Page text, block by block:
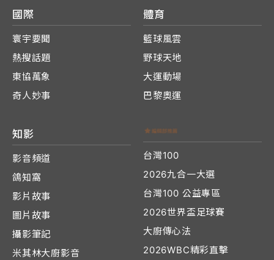
國際
寰宇要聞
熱搜話題
東協萬象
奇人妙事
體育
籃球風雲
野球天地
大運動場
巴黎奧運
知影
影音頻道
鴿知窩
影片故事
圖片故事
攝影筆記
米其林大廚影音
台灣100
2026九合一大選
台灣100 公益專區
2026世界盃足球賽
大廚傳心法
2026WBC精彩直擊